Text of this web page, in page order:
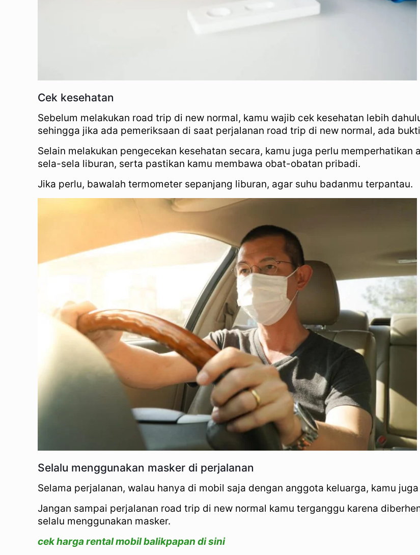
Cek kesehatan
Sebelum melakukan road trip di new normal, kamu wajib cek kesehatan lebih
sehingga jika ada pemeriksaan di saat perjalanan road trip di new normal, ada
Selain melakukan pengecekan kesehatan secara, kamu juga perlu
sela-sela liburan, serta pastikan kamu membawa obat-obatan pribadi.
Jika perlu, bawalah termometer sepanjang liburan, agar suhu badanmu terpantau.
Selalu menggunakan masker di perjalanan
Selama perjalanan, walau hanya di mobil saja dengan anggota keluarga, kamu
Jangan sampai perjalanan road trip di new normal kamu terganggu karena
selalu menggunakan masker.
cek harga rental mobil balikpapan di sini